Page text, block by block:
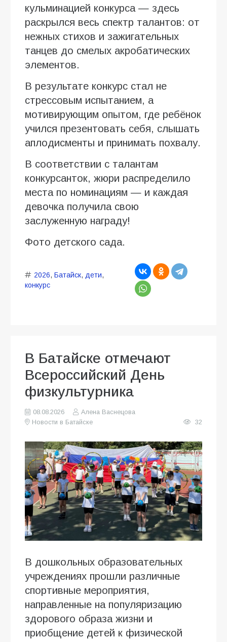
кульминацией конкурса — здесь
раскрылся весь спектр талантов: от
нежных стихов и зажигательных
танцев до смелых акробатических
элементов.
В результате конкурс стал не
стрессовым испытанием, а
мотивирующим опытом, где ребёнок
учился презентовать себя, слышать
аплодисменты и принимать похвалу.
В соответствии с талантам
конкурсанток, жюри распределило
места по номинациям — и каждая
девочка получила свою
заслуженную награду!
Фото детского сада.
2026, Батайск, дети,
конкурс
В Батайске отмечают
Всероссийский День
физкультурника
08.08.2026
Алена Васнецова
Новости в Батайске
32
В дошкольных образовательных
учреждениях прошли различные
спортивные мероприятия,
направленные на популяризацию
здорового образа жизни и
приобщение детей к физической